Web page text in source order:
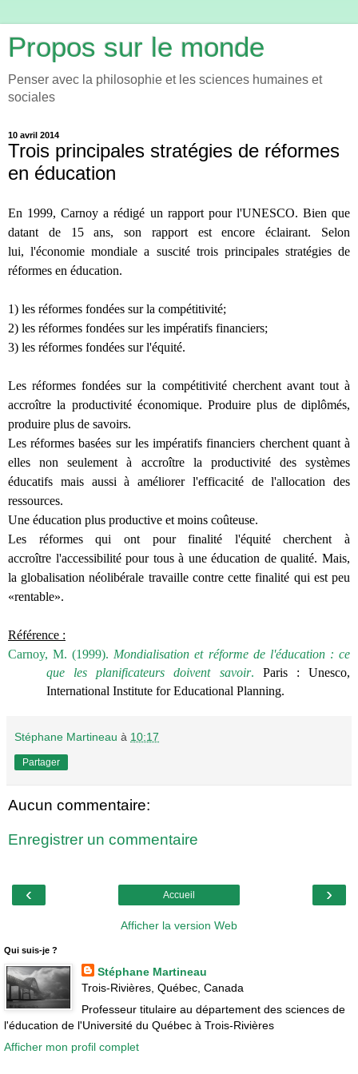
Propos sur le monde
Penser avec la philosophie et les sciences humaines et
sociales
10 avril 2014
Trois principales stratégies de réformes
en éducation
En 1999, Carnoy a rédigé un rapport pour l'UNESCO. Bien que
datant de 15 ans, son rapport est encore éclairant. Selon
lui,l'économie mondiale a suscité trois principales stratégies de
réformes en éducation.
1) les réformes fondées sur la compétitivité;
2) les réformes fondées sur les impératifs financiers;
3) les réformes fondées sur l'équité.
Les réformes fondées sur la compétitivité cherchent avant tout à
accroître la productivité économique. Produire plus de diplômés,
produire plus de savoirs.
Les réformes basées sur les impératifs financiers cherchent quant à
elles non seulement à accroître la productivité des systèmes
éducatifs mais aussi à améliorer l'efficacité de l'allocation des
ressources.
Une éducation plus productive et moins coûteuse.
Les réformes qui ont pour finalité l'équité cherchent à
accroître l'accessibilité pour tous à une éducation de qualité. Mais,
la globalisation néolibérale travaille contre cette finalité qui est peu
«rentable».
Référence :
Carnoy, M. (1999). Mondialisation et réforme de l'éducation : ce
que les planificateurs doivent savoir. Paris : Unesco,
International Institute for Educational Planning.
Stéphane Martineau à 10:17
Partager
Aucun commentaire:
Enregistrer un commentaire
‹ ›
Accueil
Afficher la version Web
Qui suis-je ?
Stéphane Martineau
Trois-Rivières, Québec, Canada
Professeur titulaire au département des sciences de
l'éducation de l'Université du Québec à Trois-Rivières
Afficher mon profil complet